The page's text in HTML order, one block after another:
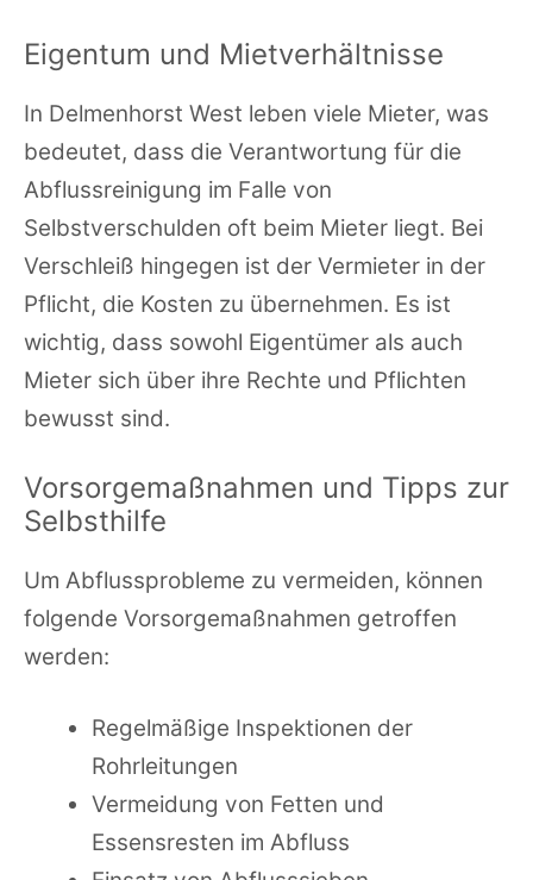
Eigentum und Mietverhältnisse
In Delmenhorst West leben viele Mieter, was
bedeutet, dass die Verantwortung für die
Abflussreinigung im Falle von
Selbstverschulden oft beim Mieter liegt. Bei
Verschleiß hingegen ist der Vermieter in der
Pflicht, die Kosten zu übernehmen. Es ist
wichtig, dass sowohl Eigentümer als auch
Mieter sich über ihre Rechte und Pflichten
bewusst sind.
Vorsorgemaßnahmen und Tipps zur
Selbsthilfe
Um Abflussprobleme zu vermeiden, können
folgende Vorsorgemaßnahmen getroffen
werden:
Regelmäßige Inspektionen der
Rohrleitungen
Vermeidung von Fetten und
Essensresten im Abfluss